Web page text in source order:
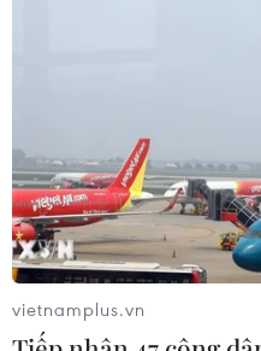
Lãi suất ngân hàng ngày
hàng nào đang có lãi
10%?
04/08/2026 01:38
vietnamplus.vn